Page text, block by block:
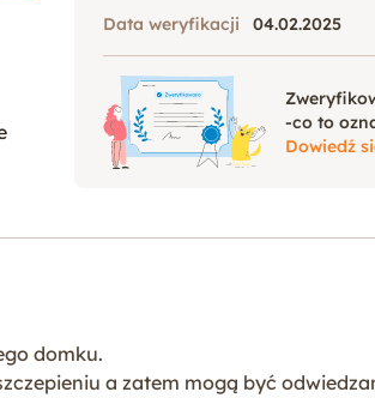
Data weryfikacji
04.02.2025
-co to
Dowiedź
domku.
a zatem mogą być